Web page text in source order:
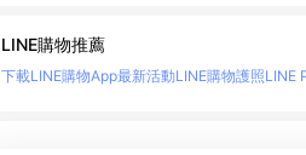
LINE購物推薦
下載LINE購物App最新活動LINE購物護照LINE